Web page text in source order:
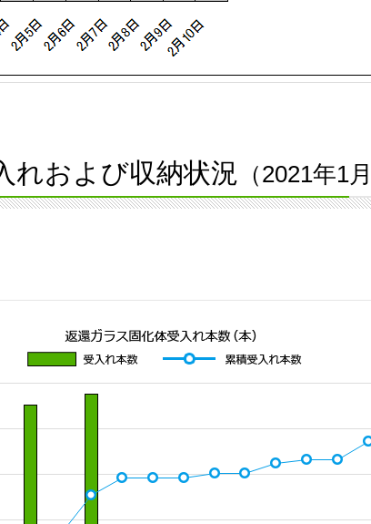
れおよび収納状況 （2021年1